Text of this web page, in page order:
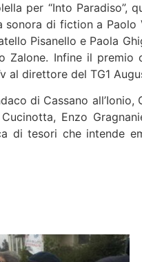
per “Into Paradiso”,
di fiction a
Pisanello e Paola
Zalone. Infine il
al direttore del TG1
di Cassano all’Ionio,
Enzo
di tesori che intende